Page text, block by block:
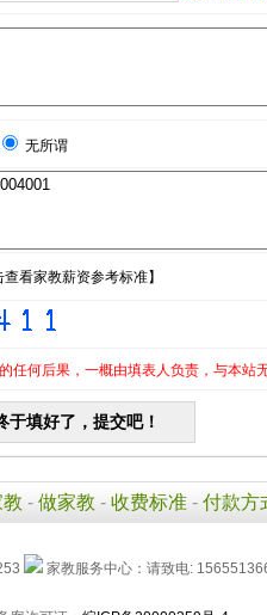
无所谓
查看家教薪资参考标准】
任何后果，一概由填表人负责，与本站无
- 做家教 - 收费标准 - 付款方
家教服务中心：请致电: